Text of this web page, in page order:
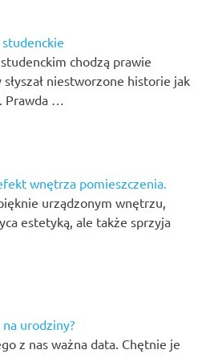
chodzą prawie
niestworzone historie jak
…
wnętrza pomieszczenia.
urządzonym wnętrzu,
estetyką, ale także sprzyja
urodziny?
z nas ważna data. Chętnie je